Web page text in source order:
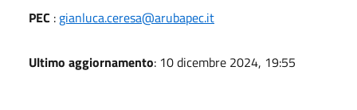
PEC : gianluca.ceresa@arubapec.it
Ultimo aggiornamento: 10 dicembre 2024, 19:55